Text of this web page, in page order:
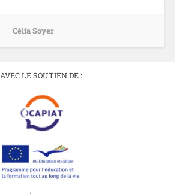
Célia Soyer
AVEC LE SOUTIEN DE :